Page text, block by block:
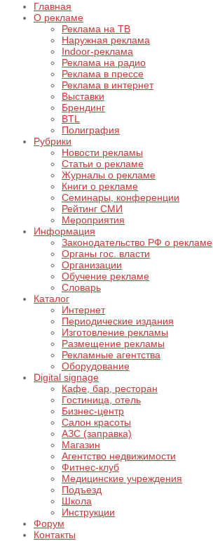
Главная
О рекламе
Реклама на ТВ
Наружная реклама
Indoor-реклама
Реклама на радио
Реклама в прессе
Реклама в интернет
Выставки
Брендинг
BTL
Полиграфия
Рубрики
Новости рекламы
Статьи о рекламе
Журналы о рекламе
Книги о рекламе
Семинары, конференции
Рейтинг СМИ
Мероприятия
Информация
Законодательство РФ о рекламе
Органы гос. власти
Организации
Обучение рекламе
Словарь
Каталог
Интернет
Периодические издания
Изготовление рекламы
Размещение рекламы
Рекламные агентства
Оборудование
Digital signage
Кафе, бар, ресторан
Гостиница, отель
Бизнес-центр
Салон красоты
АЗС (заправка)
Магазин
Агентство недвижимости
Фитнес-клуб
Медицинские учреждения
Подъезд
Школа
Инструкции
Форум
Контакты